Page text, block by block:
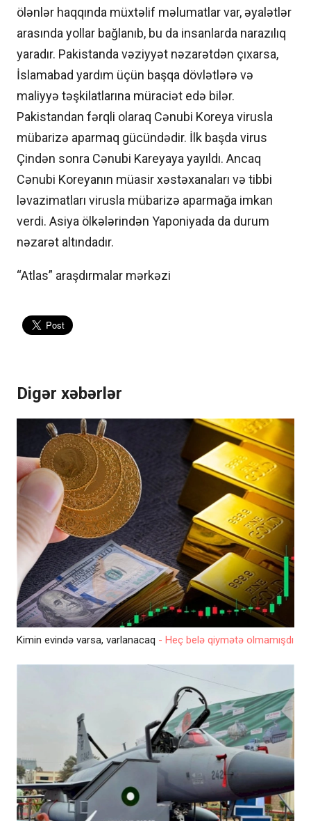
ölənlər haqqında müxtəlif məlumatlar var, əyalətlər
arasında yollar bağlanıb, bu da insanlarda narazılıq
yaradır. Pakistanda vəziyyət nəzarətdən çıxarsa,
İslamabad yardım üçün başqa dövlətlərə və
maliyyə təşkilatlarına müraciət edə bilər.
Pakistandan fərqli olaraq Cənubi Koreya virusla
mübarizə aparmaq gücündədir. İlk başda virus
Çindən sonra Cənubi Kareyaya yayıldı. Ancaq
Cənubi Koreyanın müasir xəstəxanaları və tibbi
ləvazimatları virusla mübarizə aparmağa imkan
verdi. Asiya ölkələrindən Yaponiyada da durum
nəzarət altındadır.
“Atlas” araşdırmalar mərkəzi
Digər xəbərlər
Kimin evində varsa, varlanacaq - Heç belə qiymətə olmamışdı